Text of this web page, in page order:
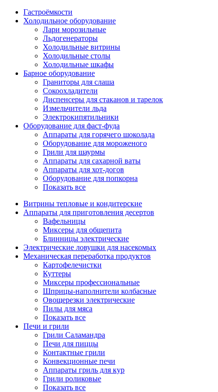
Гастроёмкости
Холодильное оборудование
Лари морозильные
Льдогенераторы
Холодильные витрины
Холодильные столы
Холодильные шкафы
Барное оборудование
Граниторы для слаша
Сокоохладители
Диспенсеры для стаканов и тарелок
Измельчители льда
Электрокипятильники
Оборудование для фаст-фуда
Аппараты для горячего шоколада
Оборудование для мороженого
Грили для шаурмы
Аппараты для сахарной ваты
Аппараты для хот-догов
Оборудование для попкорна
Показать все
Витрины тепловые и кондитерские
Аппараты для приготовления десертов
Вафельницы
Миксеры для общепита
Блинницы электрические
Электрические ловушки для насекомых
Механическая переработка продуктов
Картофелечистки
Куттеры
Миксеры профессиональные
Шприцы-наполнители колбасные
Овощерезки электрические
Пилы для мяса
Показать все
Печи и грили
Грили Саламандра
Печи для пиццы
Контактные грили
Конвекционные печи
Аппараты гриль для кур
Грили роликовые
Показать все